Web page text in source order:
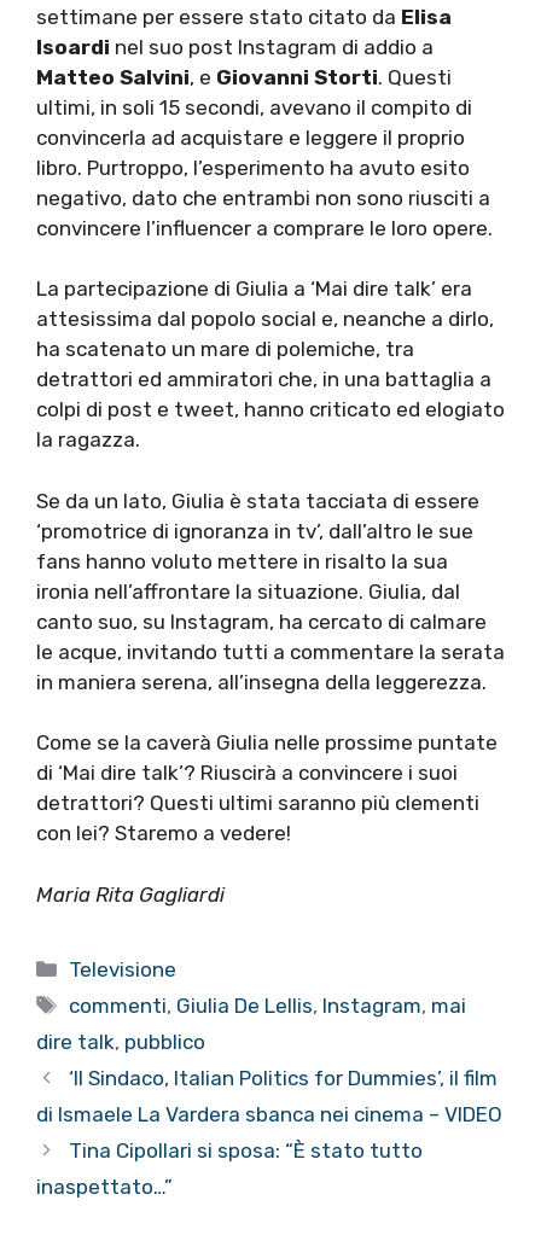
settimane per essere stato citato da Elisa
Isoardi nel suo post Instagram di addio a
Matteo Salvini, e Giovanni Storti. Questi
ultimi, in soli 15 secondi, avevano il compito di
convincerla ad acquistare e leggere il proprio
libro. Purtroppo, l’esperimento ha avuto esito
negativo, dato che entrambi non sono riusciti a
convincere l’influencer a comprare le loro opere.
La partecipazione di Giulia a ‘Mai dire talk’ era
attesissima dal popolo social e, neanche a dirlo,
ha scatenato un mare di polemiche, tra
detrattori ed ammiratori che, in una battaglia a
colpi di post e tweet, hanno criticato ed elogiato
la ragazza.
Se da un lato, Giulia è stata tacciata di essere
‘promotrice di ignoranza in tv’, dall’altro le sue
fans hanno voluto mettere in risalto la sua
ironia nell’affrontare la situazione. Giulia, dal
canto suo, su Instagram, ha cercato di calmare
le acque, invitando tutti a commentare la serata
in maniera serena, all’insegna della leggerezza.
Come se la caverà Giulia nelle prossime puntate
di ‘Mai dire talk’? Riuscirà a convincere i suoi
detrattori? Questi ultimi saranno più clementi
con lei? Staremo a vedere!
Maria Rita Gagliardi
Categorie
Televisione
Tag
commenti, Giulia De Lellis, Instagram, mai
dire talk, pubblico
‘Il Sindaco, Italian Politics for Dummies’, il film
di Ismaele La Vardera sbanca nei cinema – VIDEO
Tina Cipollari si sposa: “È stato tutto
inaspettato…”